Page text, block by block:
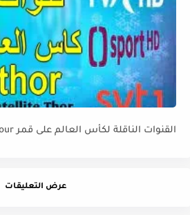
القنوات الناقلة لكأس العالم على قمر thour
عرض التعليقات